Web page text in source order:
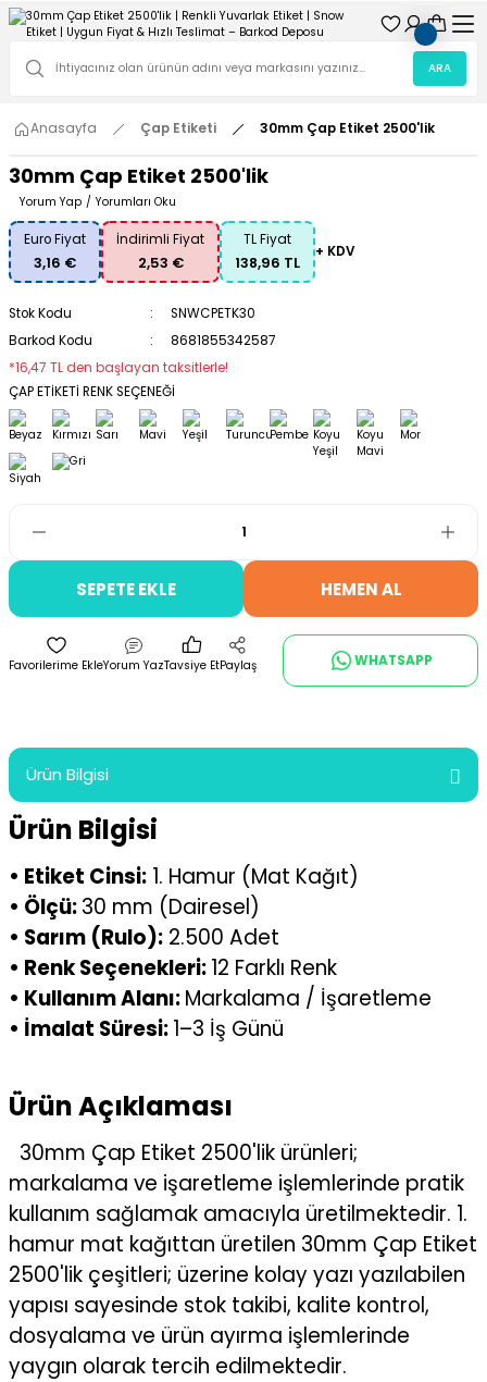
ARA
Anasayfa Çap Etiketi 30mm Çap Etiket 2500'lik
30mm Çap Etiket 2500'lik
Yorum Yap / Yorumları Oku
Euro Fiyat
3,16 €
İndirimli Fiyat
2,53 €
TL Fiyat
138,96 TL
+ KDV
Stok Kodu
SNWCPETK30
Barkod Kodu
8681855342587
*16,47 TL den başlayan taksitlerle!
ÇAP ETİKETİ RENK SEÇENEĞİ
SEPETE EKLE HEMEN AL
Yorum YazTavsiye EtPaylaş WHATSAPP
Ürün Bilgisi
Ürün Bilgisi
• Etiket Cinsi: 1. Hamur (Mat Kağıt)
• Ölçü:30 mm (Dairesel)
• Sarım (Rulo): 2.500 Adet
• Renk Seçenekleri:12 Farklı Renk
• Kullanım Alanı:Markalama / İşaretleme
• İmalat Süresi:1–3 İş Günü
Ürün Açıklaması
30mm Çap Etiket 2500'lik ürünleri;
markalama ve işaretleme işlemlerinde pratik
kullanım sağlamak amacıyla üretilmektedir. 1.
hamur mat kağıttan üretilen 30mm Çap Etiket
2500'lik çeşitleri; üzerine kolay yazı yazılabilen
yapısı sayesinde stok takibi, kalite kontrol,
dosyalama ve ürün ayırma işlemlerinde
yaygın olarak tercih edilmektedir.